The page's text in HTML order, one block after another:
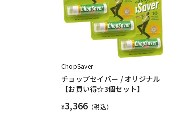
ChopSaver
チョップセイバー / オリジナル
【お買い得☆3個セット】
¥3,366 （税込）